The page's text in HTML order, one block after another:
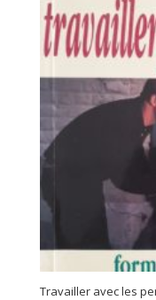
Travailler avec les